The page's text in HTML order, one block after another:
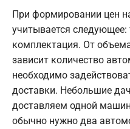
При формировании цен
учитывается следующее:
комплектация. От
зависит количество
необходимо
доставки. Небольшие
доставляем одной
обычно нужно два